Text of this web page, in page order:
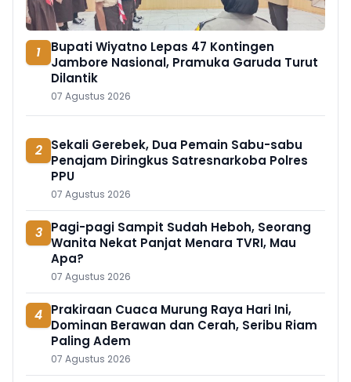
1
Bupati Wiyatno Lepas 47 Kontingen
Jambore Nasional, Pramuka Garuda Turut
Dilantik
07 Agustus 2026
2 Sekali Gerebek, Dua Pemain Sabu-sabu
Penajam Diringkus Satresnarkoba Polres
PPU
07 Agustus 2026
3 Pagi-pagi Sampit Sudah Heboh, Seorang
Wanita Nekat Panjat Menara TVRI, Mau
Apa?
07 Agustus 2026
4 Prakiraan Cuaca Murung Raya Hari Ini,
Dominan Berawan dan Cerah, Seribu Riam
Paling Adem
07 Agustus 2026